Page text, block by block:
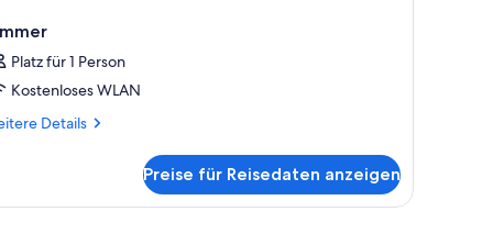
Platz für 1 Person
Kostenloses WLAN
Details
Preise für Reisedaten anzeigen